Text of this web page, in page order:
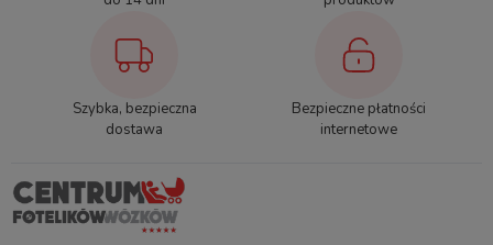
wiatrem. Budka wyposażona została w wentylowane panele
wbudowane przezroczyste okienko z magnetycznym
zapięciem pozwoli na obserwację pociechy.
bezpieczeństwa, producent zastosował odblaskowe
elementy na daszku oraz kołach. Zapewnia to dodatkową
Szybka, bezpieczna
dostawa
Bezpieczne płatności
internetowe